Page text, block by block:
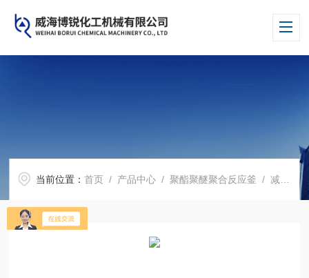
当前位置：首页 / 产品中心 /聚酯聚醚聚合反应釜 /减压蒸馏反应釜